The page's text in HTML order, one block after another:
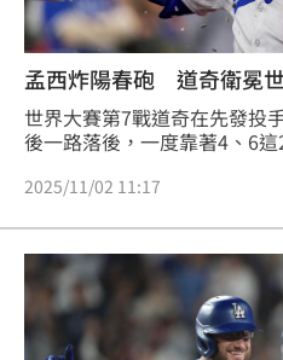
孟西炸陽春砲 道奇衛冕
世界大賽第7戰道奇在先發投
後一路落後，一度靠著4、6
（Tyler Glasnow）連挨2安丟
賽第3轟，幫助道奇追到3：4
軍還沒有絕望。
2025/11/02 11:17